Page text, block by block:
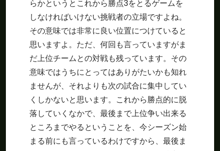
らかというとこれから勝点3をとるゲームを
しなければいけない挑戦者の立場ですよね。
その意味では非常に良い位置につけていると
思いますよ。ただ、何回も言っていますがま
だ上位チームとの対戦も残っています。その
意味ではうちにとってはありがたいかも知れ
ませんが、それよりも次の試合に集中してい
くしかないと思います。これから勝点的に脱
落していくなかで、最後まで上位争い出来る
ところまでやるということを、今シーズン始
まる前にも言っているわけですから、最後ま